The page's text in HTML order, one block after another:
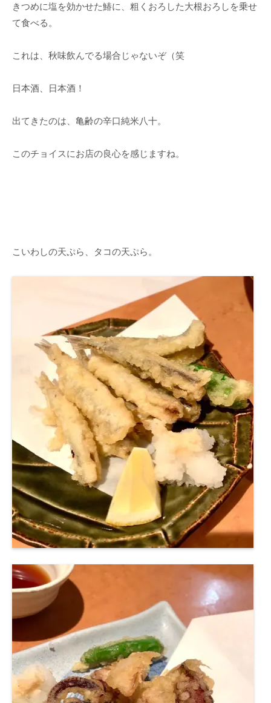
きつめに塩を効かせた鰆に、粗くおろした大根おろしを乗せ
て食べる。
これは、秋味飲んでる場合じゃないぞ（笑
日本酒、日本酒！
出てきたのは、亀齢の辛口純米八十。
このチョイスにお店の良心を感じますね。
こいわしの天ぷら、タコの天ぷら。